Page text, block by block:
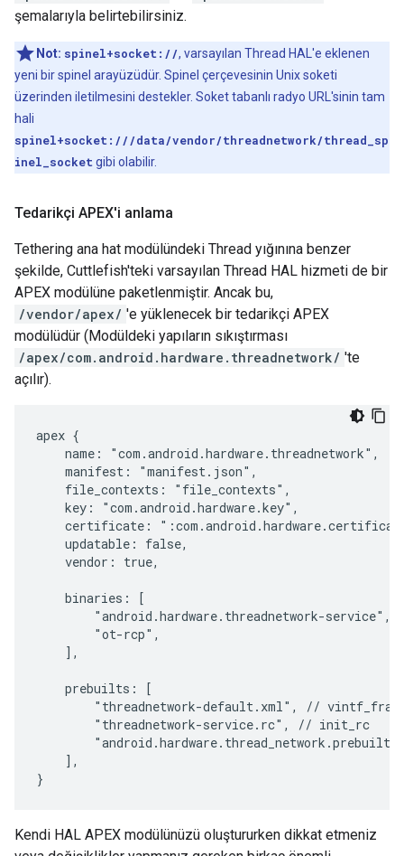
şemalarıyla belirtebilirsiniz.
Not: spinel+socket://, varsayılan Thread HAL'e eklenen
yeni bir spinel arayüzüdür. Spinel çerçevesinin Unix soketi
üzerinden iletilmesini destekler. Soket tabanlı radyo URL'sinin tam
hali
spinel+socket:///data/vendor/threadnetwork/thread_sp
inel_socket gibi olabilir.
Tedarikçi APEX'i anlama
Tethering ana hat modülündeki Thread yığınına benzer
şekilde, Cuttlefish'teki varsayılan Thread HAL hizmeti de bir
APEX modülüne paketlenmiştir. Ancak bu,
/vendor/apex/ 'e yüklenecek bir tedarikçi APEX
modülüdür (Modüldeki yapıların sıkıştırması
/apex/com.android.hardware.threadnetwork/ 'te
açılır).
apex {
    name: "com.android.hardware.threadnetwork",
    manifest: "manifest.json",
    file_contexts: "file_contexts",
    key: "com.android.hardware.key",
certificate:
    updatable: false,
    vendor: true,
    binaries: [
        "android.hardware.threadnetwork-service",
        "ot-rcp",
    ],
    prebuilts: [
"threadnetwork-default.xml", //
        "threadnetwork-service.rc", // init_rc
    ],
}
Kendi HAL APEX modülünüzü oluştururken dikkat etmeniz